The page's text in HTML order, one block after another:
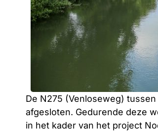
De N275 (Venloseweg)
afgesloten. Gedurende deze
in het kader van het project